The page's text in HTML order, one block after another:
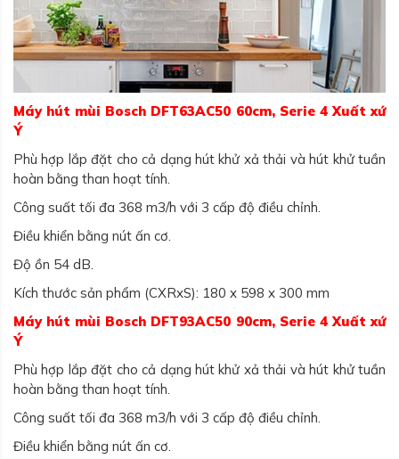
Máy hút mùi Bosch DFT63AC50 60cm, Serie 4 Xuất xứ
Ý
Phù hợp lắp đặt cho cả dạng hút khử xả thải và hút khử tuần
hoàn bằng than hoạt tính.
Công suất tối đa 368 m3/h với 3 cấp độ điều chỉnh.
Điều khiển bằng nút ấn cơ.
Độ ồn 54 dB.
Kích thước sản phẩm (CXRxS): 180 x 598 x 300 mm
Máy hút mùi Bosch DFT93AC50 90cm, Serie 4 Xuất xứ
Ý
Phù hợp lắp đặt cho cả dạng hút khử xả thải và hút khử tuần
hoàn bằng than hoạt tính.
Công suất tối đa 368 m3/h với 3 cấp độ điều chỉnh.
Điều khiển bằng nút ấn cơ.